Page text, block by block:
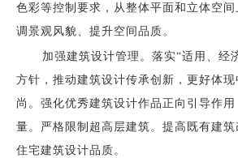
色彩等控制要求，从整体平面和立体空
调景观风貌、提升空间品质。
加强建筑设计管理。落实“适用、经
方针，推动建筑设计传承创新，更好体
尚。强化优秀建筑设计作品正向引导作
量。严格限制超高层建筑。提高既有建
住宅建筑设计品质。